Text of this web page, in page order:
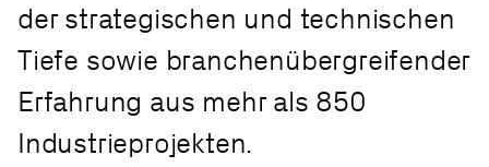
der strategischen und technischen
Tiefe sowie branchenübergreifender
Erfahrung aus mehr als 850
Industrieprojekten.